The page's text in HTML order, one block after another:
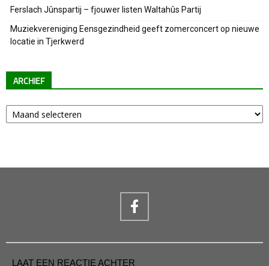
Ferslach Jûnspartij – fjouwer listen Waltahûs Partij
Muziekvereniging Eensgezindheid geeft zomerconcert op nieuwe
locatie in Tjerkwerd
ARCHIEF
Archief
LAAT EEN REACTIE ACHTER